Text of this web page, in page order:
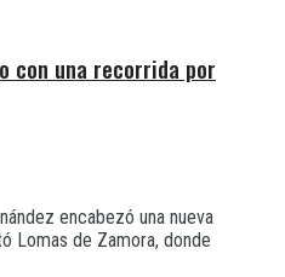
con una recorrida por
encabezó una nueva
Lomas de Zamora, donde